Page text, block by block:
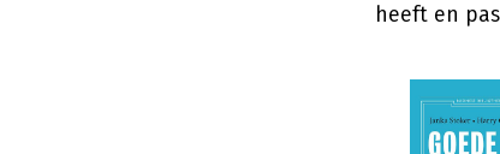
heeft en